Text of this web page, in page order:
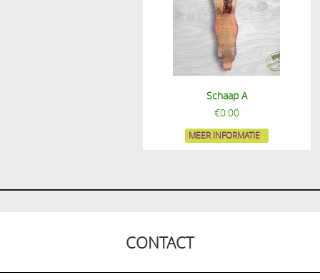
Schaap A
€0.00
MEER INFORMATIE
CONTACT